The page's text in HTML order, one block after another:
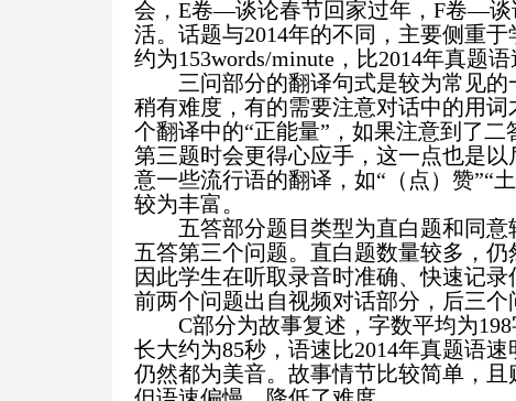
会， E卷—谈论春节回家过年， F卷—谈
活。话题与2014年的不同，主要侧重
约为153words/minute ，比2014年真题语
三问部分的翻译句式是较为常见
稍有难度，有的需要注意对话中的用
个翻译中的“正能量”，如果注意到了二
第三题时会更得心应手，这一点也是
意一些流行语的翻译，如“（点）赞”“
较为丰富。
五答部分题目类型为直白题和同
五答第三个问题。直白题数量较多，
因此学生在听取录音时准确、快速记
前两个问题出自视频对话部分，后三
C部分为故事复述，字数平均为198
长大约为85秒，语速比2014年真题语速
仍然都为美音。故事情节比较简单，